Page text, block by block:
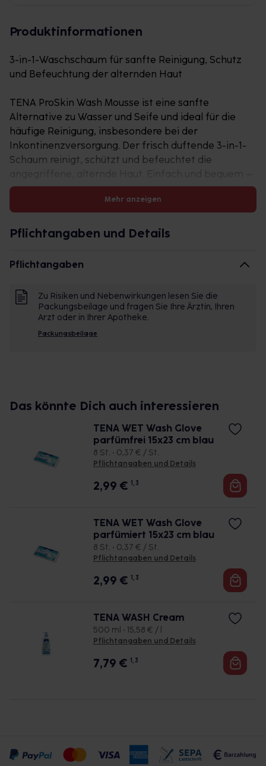
Produktinformationen
3-in-1-Waschschaum für sanfte Reinigung, Schutz
und Befeuchtung der alternden Haut
TENA ProSkin Wash Mousse ist eine sanfte
Alternative zu Wasser und Seife und ideal für die
häufige Reinigung, insbesondere bei der
Inkontinenzversorgung. Der frisch duftende 3-in-1-
Schaum reinigt, schützt und befeuchtet die
sprühen Sie vor dem Reinigen der Haut ein wenig
Schaum auf einen Waschlappen. Es ist kein
Mousse hilft, den natürlichen pH-Wert der Haut zu
Mehr anzeigen
Pflichtangaben und Details
Pflichtangaben
Zu Risiken und Nebenwirkungen lesen Sie die
Packungsbeilage und fragen Sie Ihre Ärztin, Ihren
Arzt oder in Ihrer Apotheke.
Packungsbeilage
Das könnte Dich auch interessieren
TENA WET Wash Glove
parfümfrei 15x23 cm blau
8 St. • 0,37 € / St.
Pflichtangaben und Details
2,99 € 1, 3
TENA WET Wash Glove
parfümiert 15x23 cm blau
8 St. • 0,37 € / St.
Pflichtangaben und Details
2,99 € 1, 3
TENA WASH Cream
500 ml • 15,58 € / l
Pflichtangaben und Details
7,79 € 1, 3